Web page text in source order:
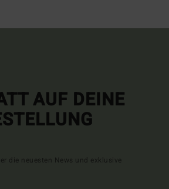
AUF DEINE
die neuesten News und exklusive